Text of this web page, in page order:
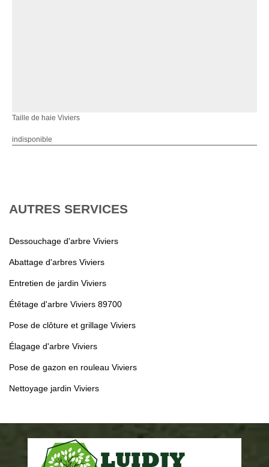
Taille de haie Viviers
indisponible
AUTRES SERVICES
Dessouchage d'arbre Viviers
Abattage d'arbres Viviers
Entretien de jardin Viviers
Étêtage d'arbre Viviers 89700
Pose de clôture et grillage Viviers
Élagage d'arbre Viviers
Pose de gazon en rouleau Viviers
Nettoyage jardin Viviers